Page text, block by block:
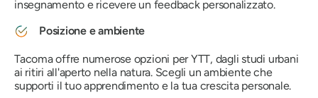
insegnamento e ricevere un feedback personalizzato.
Posizione e ambiente
Tacoma offre numerose opzioni per YTT, dagli studi urbani
ai ritiri all'aperto nella natura. Scegli un ambiente che
supporti il ​​tuo apprendimento e la tua crescita personale.